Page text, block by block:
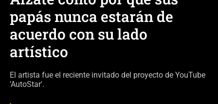
papás nunca estarán de
acuerdo con su lado
artístico
El artista fue el reciente invitado del proyecto de YouTube
'AutoStar'.